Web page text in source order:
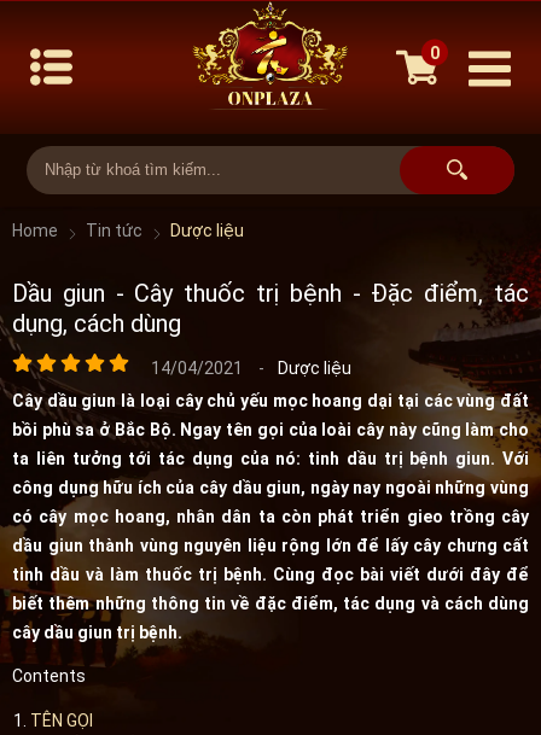
0
Home Tin tức Dược liệu
Dầu giun - Cây thuốc trị bệnh - Đặc điểm, tác
dụng, cách dùng
14/04/2021 -
Dược liệu
Cây dầu giun là loại cây chủ yếu mọc hoang dại tại các vùng đất
bồi phù sa ở Bắc Bộ. Ngay tên gọi của loài cây này cũng làm cho
ta liên tưởng tới tác dụng của nó: tinh dầu trị bệnh giun. Với
công dụng hữu ích của cây dầu giun, ngày nay ngoài những vùng
có cây mọc hoang, nhân dân ta còn phát triển gieo trồng cây
dầu giun thành vùng nguyên liệu rộng lớn để lấy cây chưng cất
tinh dầu và làm thuốc trị bệnh. Cùng đọc bài viết dưới đây để
biết thêm những thông tin về đặc điểm, tác dụng và cách dùng
cây dầu giun trị bệnh.
Contents
TÊN GỌI